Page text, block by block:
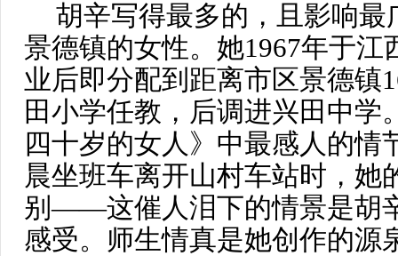
胡辛写得最多的，且影响最
景德镇的女性。她1967年于江
业后即分配到距离市区景德镇
田小学任教，后调进兴田中学
四十岁的女人》中最感人的
晨坐班车离开山村车站时，她
别——这催人泪下的情景是胡
感受。师生情真是她创作的源